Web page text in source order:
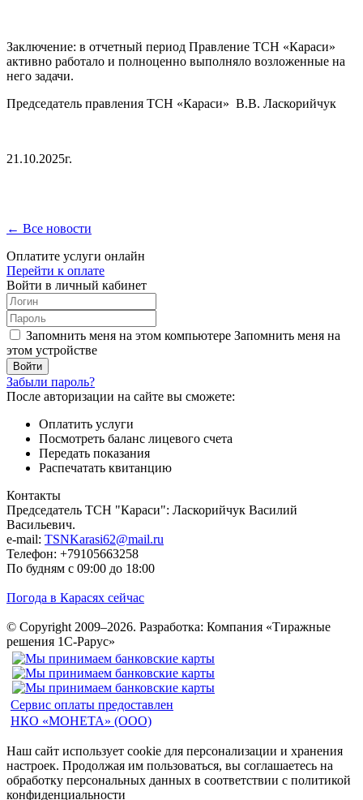
Заключение: в отчетный период Правление ТСН «Караси»
активно работало и полноценно выполняло возложенные на
него задачи.
Председатель правления ТСН «Караси» В.В. Ласкорийчук
21.10.2025г.
← Все новости
Оплатите услуги онлайн
Перейти к оплате
Войти в личный кабинет
Запомнить меня на этом компьютере Запомнить меня на
этом устройстве
Забыли пароль?
После авторизации на сайте вы сможете:
Оплатить услуги
Посмотреть баланс лицевого счета
Передать показания
Распечатать квитанцию
Контакты
Председатель ТСН "Караси": Ласкорийчук Василий
Васильевич.
e-mail: TSNKarasi62@mail.ru
Телефон: +79105663258
По будням с 09:00 до 18:00
Погода в Карасях сейчас
© Copyright 2009–2026. Разработка: Компания «Тиражные
решения 1С-Рарус»
Сервис оплаты предоставлен
НКО «МОНЕТА» (ООО)
Наш сайт использует cookie для персонализации и хранения
настроек. Продолжая им пользоваться, вы соглашаетесь на
обработку персональных данных в соответствии с политикой
конфиденциальности